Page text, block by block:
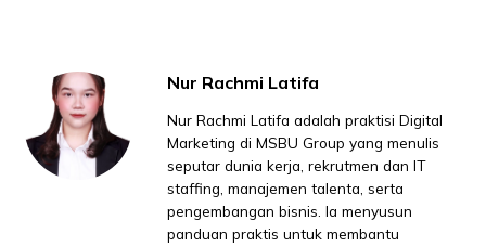
Nur Rachmi Latifa
Nur Rachmi Latifa adalah praktisi Digital
Marketing di MSBU Group yang menulis
seputar dunia kerja, rekrutmen dan IT
staffing, manajemen talenta, serta
pengembangan bisnis. Ia menyusun
panduan praktis untuk membantu